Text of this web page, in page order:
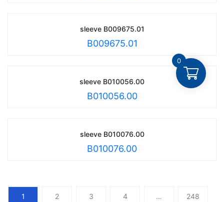
sleeve B009675.01
B009675.01
sleeve B010056.00
B010056.00
sleeve B010076.00
B010076.00
1 2 3 4 … 248
0